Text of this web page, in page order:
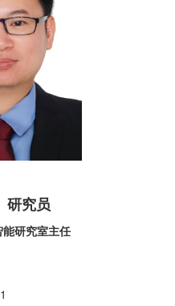
研究员
研究室主任